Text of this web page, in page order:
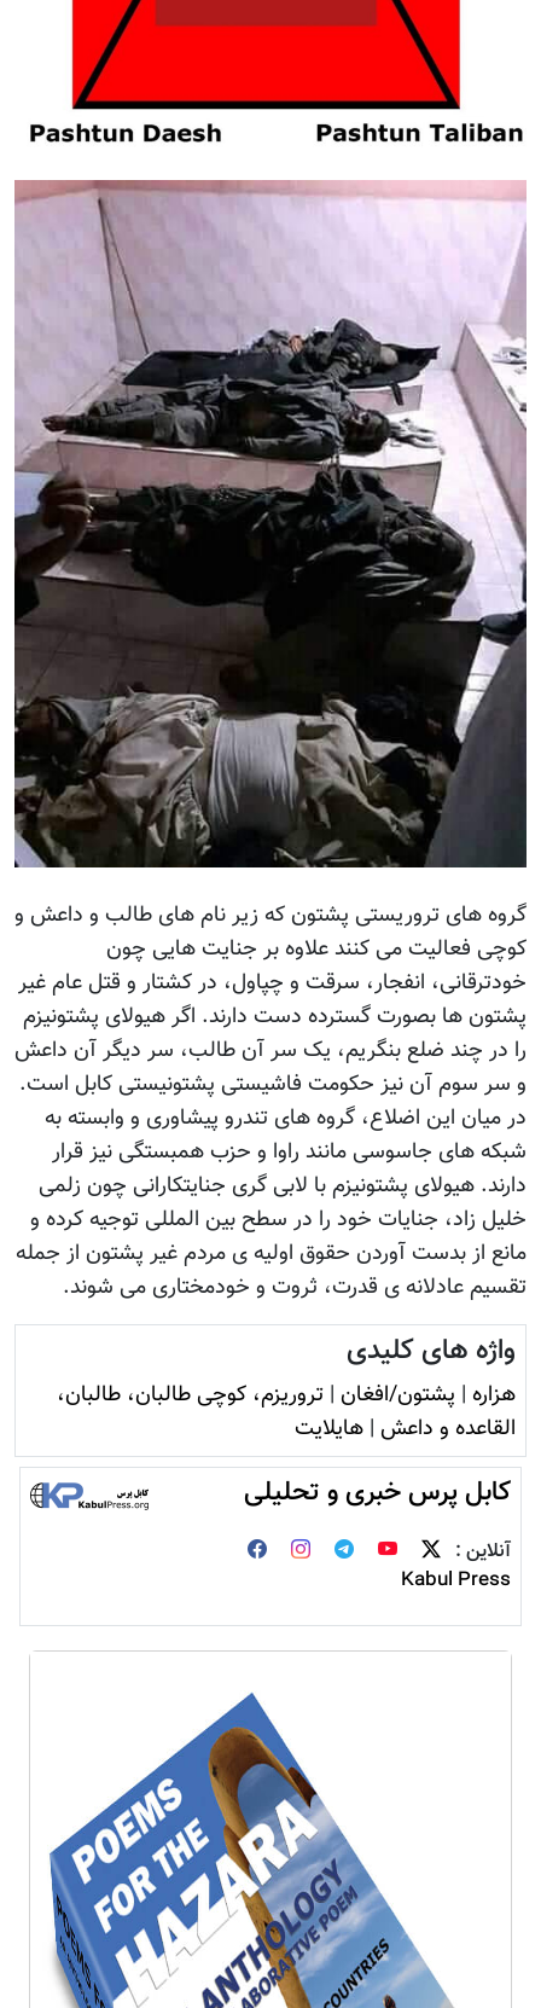
گروه های تروریستی پشتون که زیر نام های طالب و داعش و
کوچی فعالیت می کنند علاوه بر جنایت هایی چون
خودترقانی، انفجار، سرقت و چپاول، در کشتار و قتل عام غیر
پشتون ها بصورت گسترده دست دارند. اگر هیولای پشتونیزم
را در چند ضلع بنگریم، یک سر آن طالب، سر دیگر آن داعش
و سر سوم آن نیز حکومت فاشیستی پشتونیستی کابل است.
در میان این اضلاع، گروه های تندرو پیشاوری و وابسته به
شبکه های جاسوسی مانند راوا و حزب همبستگی نیز قرار
دارند. هیولای پشتونیزم با لابی گری جنایتکارانی چون زلمی
خلیل زاد، جنایات خود را در سطح بین المللی توجیه کرده و
مانع از بدست آوردن حقوق اولیه ی مردم غیر پشتون از جمله
تقسیم عادلانه ی قدرت، ثروت و خودمختاری می شوند.
واژه های کلیدی
هزاره | پشتون/افغان | تروريزم، کوچی طالبان، طالبان،
القاعده و داعش | هایلایت
کابل پرس خبری و تحلیلی
آنلاین :
Kabul Press